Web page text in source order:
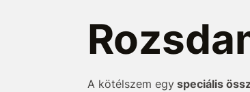
A kötélszem egy speciális